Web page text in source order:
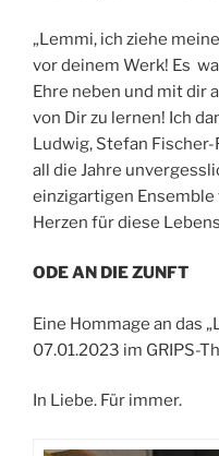
„Lemmi, ich ziehe
vor deinem Werk! Es
Ehre neben und mit dir
von Dir zu lernen! Ich
Ludwig, Stefan
all die Jahre
einzigartigen
Herzen für diese
ODE AN DIE ZUNFT
Eine Hommage an das
07.01.2023 im GRIPS-
In Liebe. Für immer.